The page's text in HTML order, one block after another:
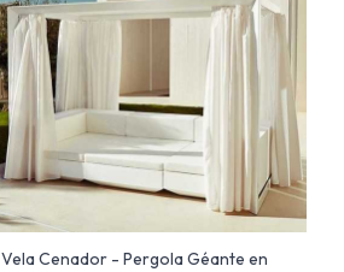
Vela Cenador - Pergola Géante en